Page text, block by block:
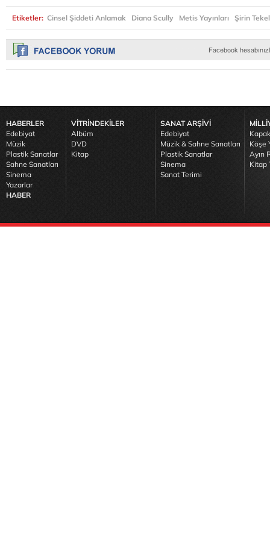
Etiketler: Cinsel Şiddeti Anlamak Diana Scully Metis Yayınları Şirin
HABERLER
Edebiyat
Müzik
Plastik Sanatlar
Sahne Sanatları
Sinema
Yazarlar
HABER
VİTRİNDEKİLER
Albüm
DVD
Kitap
SANAT ARŞİVİ
Edebiyat
Müzik & Sahne Sanatları
Plastik Sanatlar
Sinema
Sanat Terimi
Köşe
Ayın
Kitap